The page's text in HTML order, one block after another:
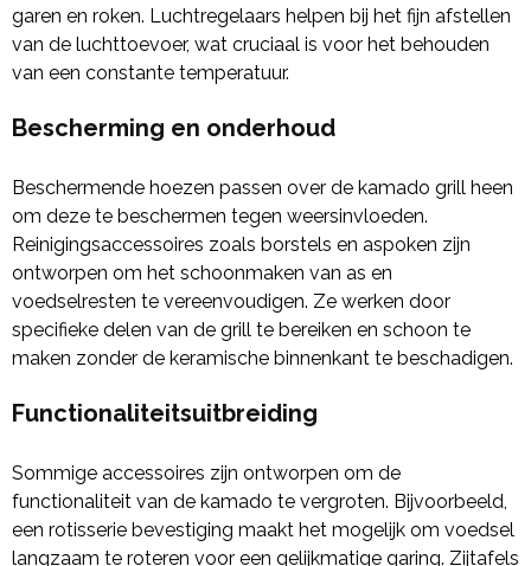
garen en roken. Luchtregelaars helpen bij het fijn afstellen
van de luchttoevoer, wat cruciaal is voor het behouden
van een constante temperatuur.
Bescherming en onderhoud
Beschermende hoezen passen over de kamado grill heen
om deze te beschermen tegen weersinvloeden.
Reinigingsaccessoires zoals borstels en aspoken zijn
ontworpen om het schoonmaken van as en
voedselresten te vereenvoudigen. Ze werken door
specifieke delen van de grill te bereiken en schoon te
maken zonder de keramische binnenkant te beschadigen.
Functionaliteitsuitbreiding
Sommige accessoires zijn ontworpen om de
functionaliteit van de kamado te vergroten. Bijvoorbeeld,
een rotisserie bevestiging maakt het mogelijk om voedsel
langzaam te roteren voor een gelijkmatige garing. Zijtafels